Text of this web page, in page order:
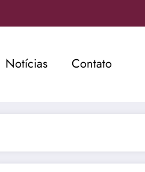
Notícias Contato